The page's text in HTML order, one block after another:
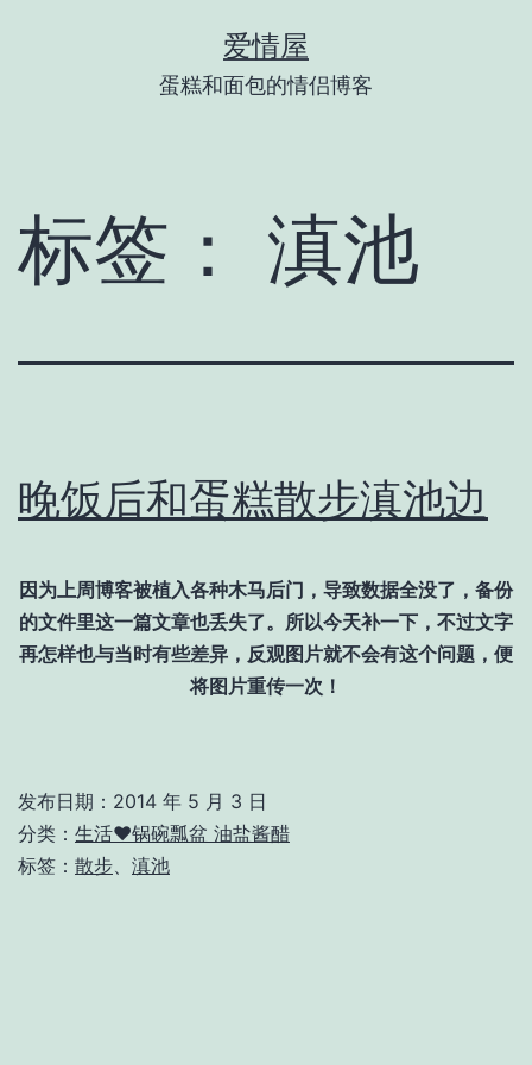
爱情屋
蛋糕和面包的情侣博客
标签： 滇池
晚饭后和蛋糕散步滇池边
因为上周博客被植入各种木马后门，导致数据全没了，备份
的文件里这一篇文章也丢失了。所以今天补一下，不过文字
再怎样也与当时有些差异，反观图片就不会有这个问题，便
将图片重传一次！
发布日期： 2014 年 5 月 3 日
分类： 生活❤锅碗瓢盆 油盐酱醋
标签： 散步 滇池